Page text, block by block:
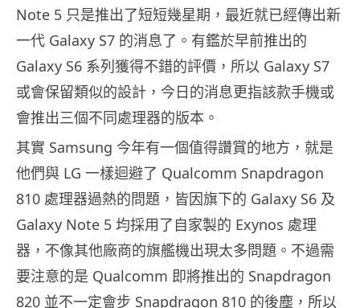
Note 5 只是推出了短短幾星期，最近就已經傳出新
一代 Galaxy S7 的消息了。有鑑於早前推出的
Galaxy S6 系列獲得不錯的評價，所以 Galaxy S7
或會保留類似的設計，今日的消息更指該款手機或
會推出三個不同處理器的版本。
其實 Samsung 今年有一個值得讚賞的地方，就是
他們與 LG 一樣迴避了 Qualcomm Snapdragon
810 處理器過熱的問題，皆因旗下的 Galaxy S6 及
Galaxy Note 5 均採用了自家製的 Exynos 處理
器，不像其他廠商的旗艦機出現太多問題。不過需
要注意的是 Qualcomm 即將推出的 Snapdragon
820 並不一定會步 Snapdragon 810 的後塵，所以